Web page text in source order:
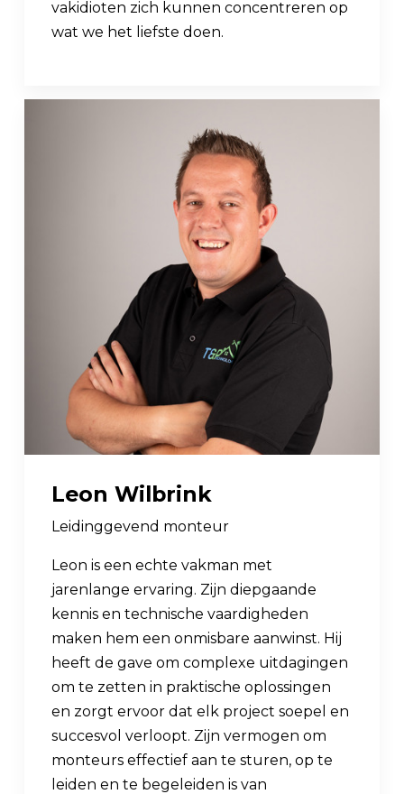
vakidioten zich kunnen concentreren op
wat we het liefste doen.
Leon Wilbrink
Leidinggevend monteur
Leon is een echte vakman met
jarenlange ervaring. Zijn diepgaande
kennis en technische vaardigheden
maken hem een onmisbare aanwinst. Hij
heeft de gave om complexe uitdagingen
om te zetten in praktische oplossingen
en zorgt ervoor dat elk project soepel en
succesvol verloopt. Zijn vermogen om
monteurs effectief aan te sturen, op te
leiden en te begeleiden is van